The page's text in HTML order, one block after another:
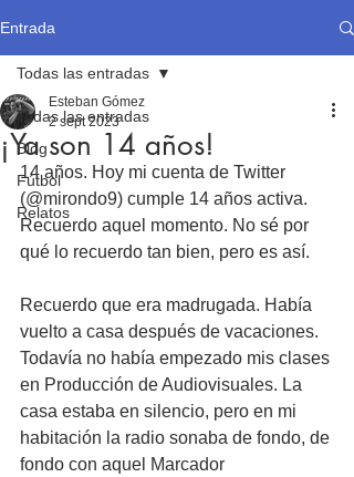
Entrada
Todas las entradas
Blog
Fútbol
Relatos
Todas las entradas
¡Ya son 14 años!
Esteban Gómez
2 sept 2023
14 años. Hoy mi cuenta de Twitter
(@mirondo9) cumple 14 años activa.
Recuerdo aquel momento. No sé por
qué lo recuerdo tan bien, pero es así.
Recuerdo que era madrugada. Había
vuelto a casa después de vacaciones.
Todavía no había empezado mis clases
en Producción de Audiovisuales. La
casa estaba en silencio, pero en mi
habitación la radio sonaba de fondo, de
fondo con aquel Marcador